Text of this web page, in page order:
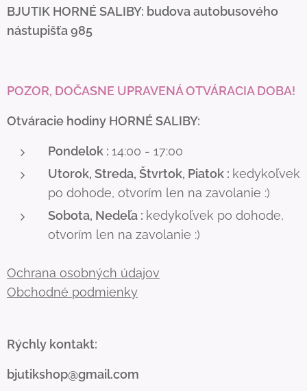
BJUTIK HORNÉ SALIBY: budova autobusového
nástupišťa 985
POZOR, DOČASNE UPRAVENÁ OTVÁRACIA DOBA!
Otváracie hodiny HORNÉ SALIBY:
Pondelok : 14:00 - 17:00
Utorok, Streda, Štvrtok, Piatok : kedykoľvek
po dohode, otvorím len na zavolanie :)
Sobota, Nedeľa : kedykoľvek po dohode,
otvorím len na zavolanie :)
Ochrana osobných údajov
Obchodné podmienky
Rýchly kontakt:
bjutikshop@gmail.com